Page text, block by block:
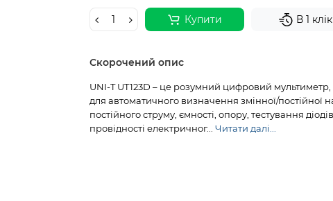
Купити В 1 клік
Скорочений опис
UNI-T UT123D – це розумний цифровий
для автоматичного визначення змінної/постійної
постійного струму, ємності, опору, тестування
провідності електричног... Читати далі...